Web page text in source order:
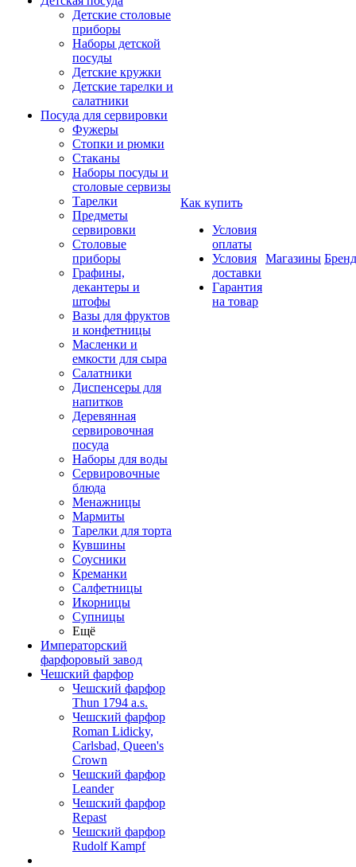
Детские столовые
приборы
Наборы детской
посуды
Детские кружки
Детские тарелки и
салатники
Посуда для сервировки
Фужеры
Стопки и рюмки
Стаканы
Наборы посуды и
столовые сервизы
Тарелки
Предметы
сервировки
Столовые
приборы
Графины,
декантеры и
штофы
Вазы для фруктов
и конфетницы
Масленки и
емкости для сыра
Салатники
Диспенсеры для
напитков
Деревянная
сервировочная
посуда
Наборы для воды
Сервировочные
блюда
Менажницы
Мармиты
Тарелки для торта
Кувшины
Соусники
Креманки
Салфетницы
Икорницы
Супницы
Ещё
Императорский
фарфоровый завод
Чешский фарфор
Чешский фарфор
Thun 1794 a.s.
Чешский фарфор
Roman Lidicky,
Carlsbad, Queen's
Crown
Чешский фарфор
Leander
Чешский фарфор
Repast
Чешский фарфор
Rudolf Kampf
Как купить
Условия
оплаты
Условия
доставки
Гарантия
на товар
Магазины